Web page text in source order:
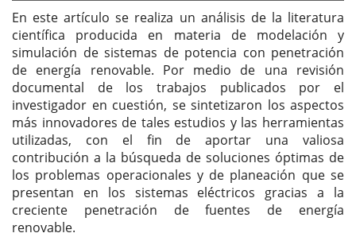
En este artículo se realiza un análisis de la literatura
científica producida en materia de modelación y
simulación de sistemas de potencia con penetración
de energía renovable. Por medio de una revisión
documental de los trabajos publicados por el
investigador en cuestión, se sintetizaron los aspectos
más innovadores de tales estudios y las herramientas
utilizadas, con el fin de aportar una valiosa
contribución a la búsqueda de soluciones óptimas de
los problemas operacionales y de planeación que se
presentan en los sistemas eléctricos gracias a la
creciente penetración de fuentes de energía
renovable.